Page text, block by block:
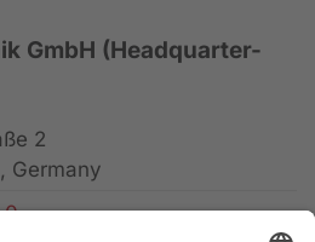
GmbH (Headquarter-
2
Germany
0